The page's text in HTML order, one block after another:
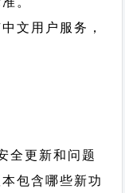
文用户服务，
全更新和问题
包含哪些新功